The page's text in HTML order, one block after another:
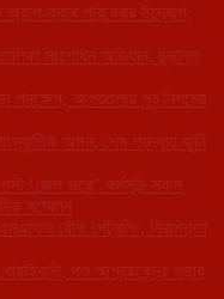
অ্যাপ-ক্যাব পরিষেবার উদ্যোগ,
সংশোধন অভিযান, চূড়ান্ত
পদক্ষেপ, আগরতলায় পুর নিগমের
অঙ্গন, শেষ শ্রদ্ধায় জুনি
‘জেল ভরো’ কর্মসূচি সফল
সম্মেলন
যৌথ পেট্রলিং, নিরাপত্তা
পশু আশ্রয়কেন্দ্র গড়ার